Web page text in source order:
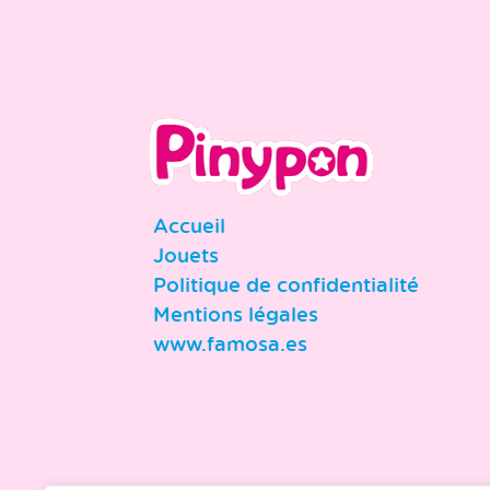
Accueil
Jouets
Politique de confidentialité
Mentions légales
www.famosa.es